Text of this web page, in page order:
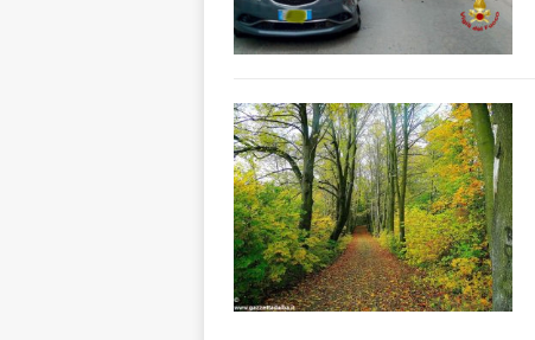
ALTRE NOTIZIE
CRONACA
[ 7 Agosto 2026 ]
dello sferisterio